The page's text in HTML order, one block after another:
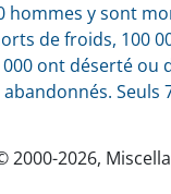
hommes y sont
de froids, 100
ont déserté ou
Seuls
2000-2026,